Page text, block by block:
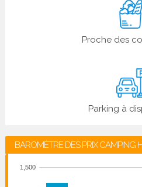
Proche des
Parking à
BAROMÈTRE DES PRIX CAMPING
1,500